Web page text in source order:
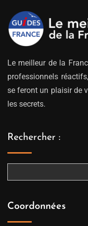
Le meilleur de la
professionnels
se feront un plaisir de
les secrets.
Rechercher :
Coordonnées